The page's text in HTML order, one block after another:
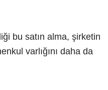
bu satın alma, şirketin
varlığını daha da